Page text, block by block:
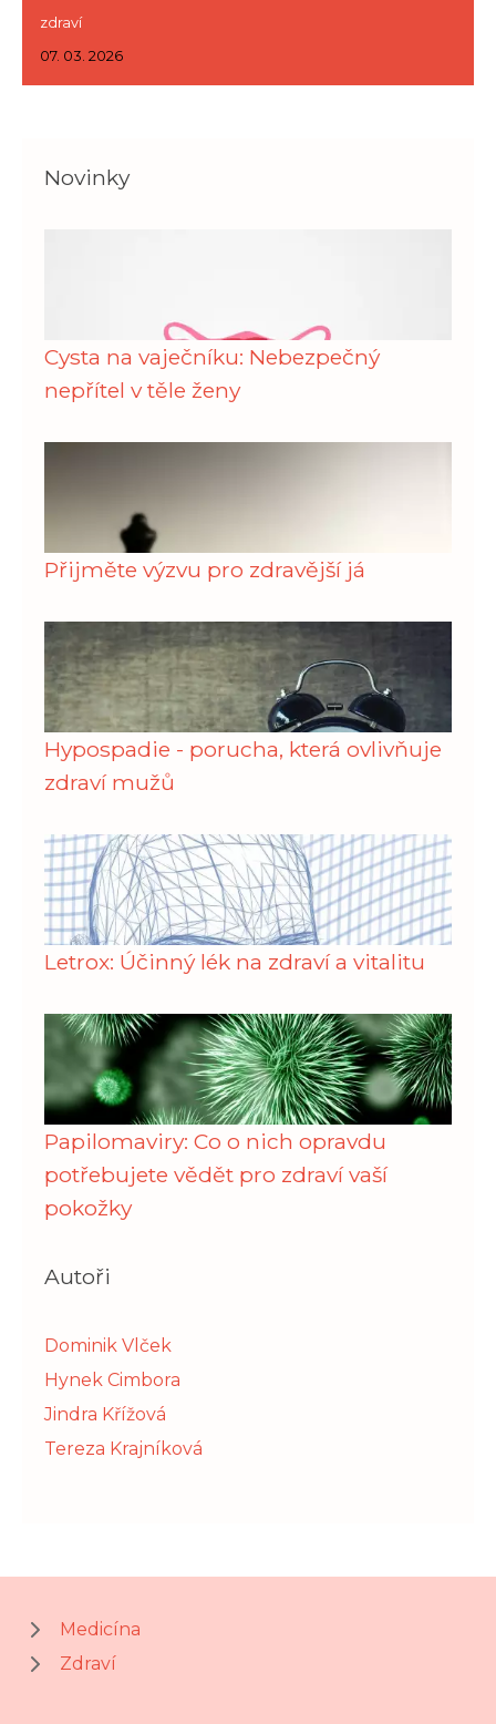
zdraví
07. 03. 2026
Novinky
Cysta na vaječníku: Nebezpečný
nepřítel v těle ženy
Přijměte výzvu pro zdravější já
Hypospadie - porucha, která ovlivňuje
zdraví mužů
Letrox: Účinný lék na zdraví a vitalitu
Papilomaviry: Co o nich opravdu
potřebujete vědět pro zdraví vaší
pokožky
Autoři
Dominik Vlček
Hynek Cimbora
Jindra Křížová
Tereza Krajníková
Medicína
Zdraví